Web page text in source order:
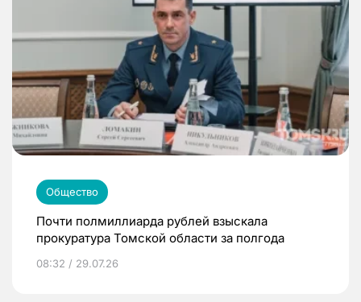
Общество
Почти полмиллиарда рублей взыскала
прокуратура Томской области за полгода
08:32 / 29.07.26